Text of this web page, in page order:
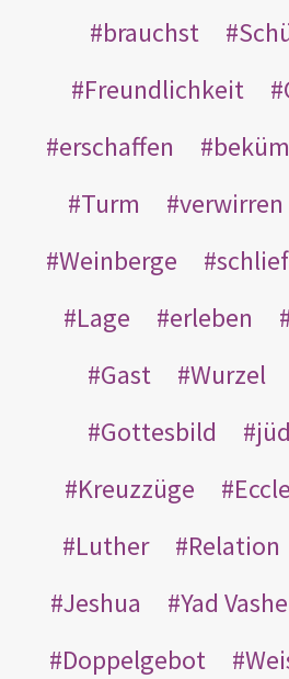
brauchst
Freundlichkeit
erschaffen
Turm
verwirren
Weinberge
schlief
Lage
erleben
Gast
Wurzel
Gottesbild
Kreuzzüge
Luther
Relation
Jeshua
Yad
Doppelgebot